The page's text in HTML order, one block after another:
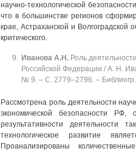
научно-технологической
что в большинстве регионов
крае, Астраханской и Волгоградской
критического.
Иванова А.Н. Роль
Российской Федерации / А. Н.
№ 9. ‒ C. 2779‒2796. ‒
Рассмотрена роль деятельности
экономической безопасности
результативности деятельности
технологическое развитие
Проанализированы